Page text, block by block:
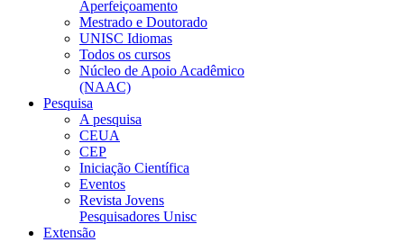
Aperfeiçoamento
Mestrado e Doutorado
UNISC Idiomas
Todos os cursos
Núcleo de Apoio Acadêmico
(NAAC)
Pesquisa
A pesquisa
CEUA
CEP
Iniciação Científica
Eventos
Revista Jovens
Pesquisadores Unisc
Extensão